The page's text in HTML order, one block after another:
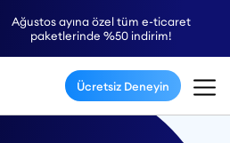
Ağustos ayına özel tüm e-ticaret
paketlerinde %50 indirim!
Ücretsiz Deneyin